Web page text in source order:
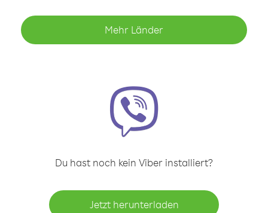
Mehr Länder
Du hast noch kein Viber installiert?
Jetzt herunterladen